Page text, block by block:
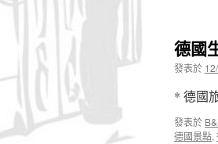
德國
發表於
* 德國
發表於
德國景點,